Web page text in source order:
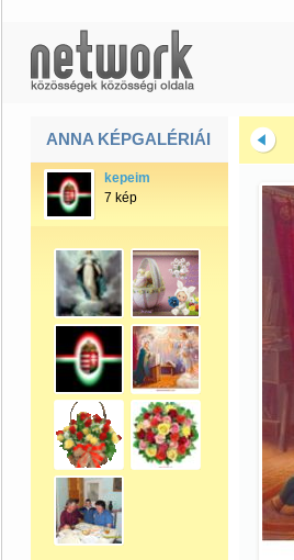
ANNA KÉPGALÉRIÁI
kepeim
7 kép